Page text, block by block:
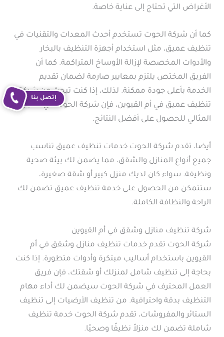
الأغراض التي تحتاج إلى عناية خاصة.
كما أن شركة الحوت تستخدم أحدث المعدات والتقنيات في
تنظيف عميق، مثل استخدام أجهزة التنظيف بالبخار
والأدوات المخصصة لإزالة الأوساخ المتراكمة. كما أن
الفريق المختص يلتزم بمعايير صارمة لضمان تقديم
الخدمة بأعلى جودة ممكنة. لذلك، إذا كنت تبحث عن شركة
تنظيف عميق في أم القيوين، فإن شركة الحوت هي الخيار
المثالي للحصول على أفضل النتائج.
أيضا، تقدم شركة الحوت خدمات تنظيف عميق تناسب
جميع أنواع المنازل والشقق، مما يضمن لك بيئة صحية
ونظيفة. سواء كان لديك منزل كبير أو شقة صغيرة،
ستتمكن من الحصول على خدمة تنظيف عميق تضمن لك
الراحة والنظافة الكاملة.
شركة تنظيف منازل وشقق في أم القيوين
شركة الحوت تقدم خدمات تنظيف منازل وشقق في أم
القيوين باستخدام أساليب مبتكرة وأدوات متطورة. إذا كنت
بحاجة إلى تنظيف شامل لمنزلك أو شقتك، فإن فريق
العمل المحترف في شركة الحوت سيضمن لك أداء مهام
التنظيف بدقة واحترافية. من تنظيف الأرضيات إلى تنظيف
الستائر والمفروشات، تقدم شركة الحوت خدمة تنظيف
شاملة تضمن لك منزلاً نظيفًا وصحيًا.
إتصل بنا